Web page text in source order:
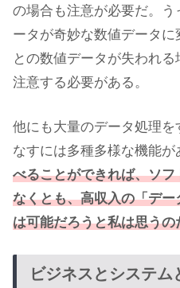
の場合も注意が必要だ。
ータが奇妙な数値データ
との数値データが失われ
注意する必要がある。
他にも大量のデータ処理
なすには多種多様な機能が
べることができれば、ソ
なくとも、高収入の「デ
は可能だろうと私は思うの
ビジネスとシステム